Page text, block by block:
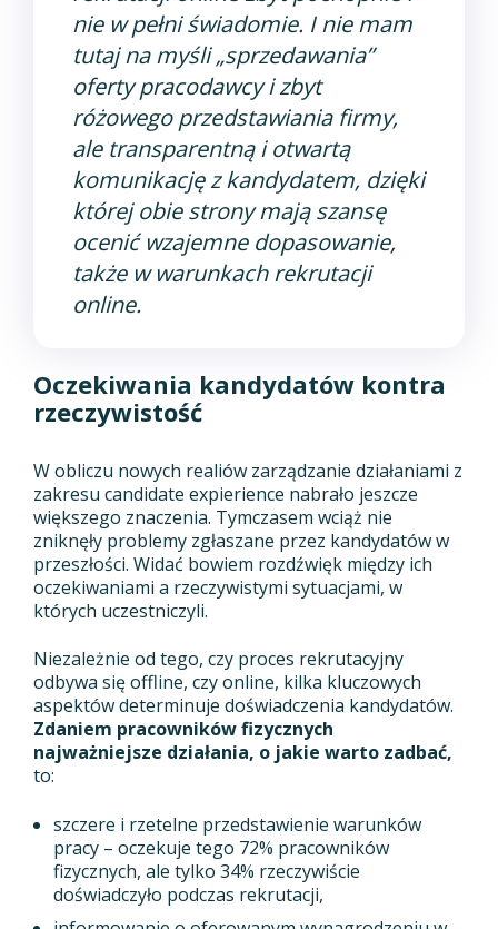
nie w pełni świadomie. I nie mam
tutaj na myśli „sprzedawania”
oferty pracodawcy i zbyt
różowego przedstawiania firmy,
ale transparentną i otwartą
komunikację z kandydatem, dzięki
której obie strony mają szansę
ocenić wzajemne dopasowanie,
także w warunkach rekrutacji
online.
Oczekiwania kandydatów kontra
rzeczywistość
W obliczu nowych realiów zarządzanie działaniami z
zakresu candidate expierience nabrało jeszcze
większego znaczenia. Tymczasem wciąż nie
zniknęły problemy zgłaszane przez kandydatów w
przeszłości. Widać bowiem rozdźwięk między ich
oczekiwaniami a rzeczywistymi sytuacjami, w
których uczestniczyli.
Niezależnie od tego, czy proces rekrutacyjny
odbywa się offline, czy online, kilka kluczowych
aspektów determinuje doświadczenia kandydatów.
Zdaniem pracowników fizycznych
najważniejsze działania, o jakie warto zadbać,
to:
szczere i rzetelne przedstawienie warunków
pracy – oczekuje tego 72% pracowników
fizycznych, ale tylko 34% rzeczywiście
doświadczyło podczas rekrutacji,